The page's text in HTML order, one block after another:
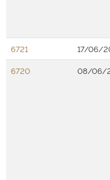
6721
17/06/
6720
08/06/